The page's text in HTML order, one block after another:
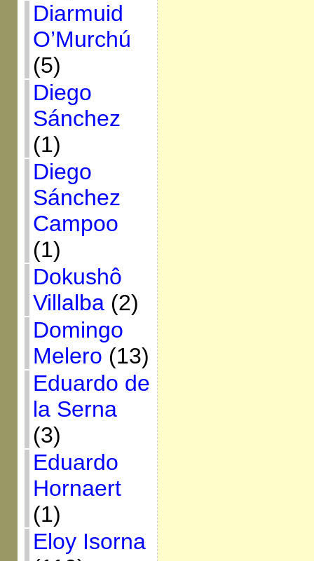
Diarmuid
O’Murchú
(5)
Diego
Sánchez
(1)
Diego
Sánchez
Campoo
(1)
Dokushô
Villalba(2)
Domingo
Melero (13)
Eduardo de
la Serna
(3)
Eduardo
Hornaert
(1)
Eloy Isorna